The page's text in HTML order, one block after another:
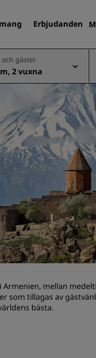
Erbjudanden
efter hotell
Resorter
och kommande hotell
Möten och evenemang
Upptäck Radisson
en möteslokal
en offert
Sök flyg
flyg
och gäster
2 vuxna
mellan
som tillagas av
bästa.